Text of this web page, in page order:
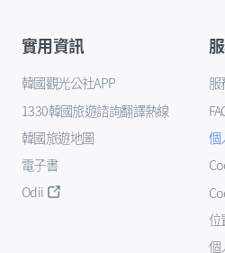
實用資訊
韓國觀光公社APP
1330韓國旅遊諮詢翻譯熱線
韓國旅遊地圖
電子書
Odii
服
個
位
個